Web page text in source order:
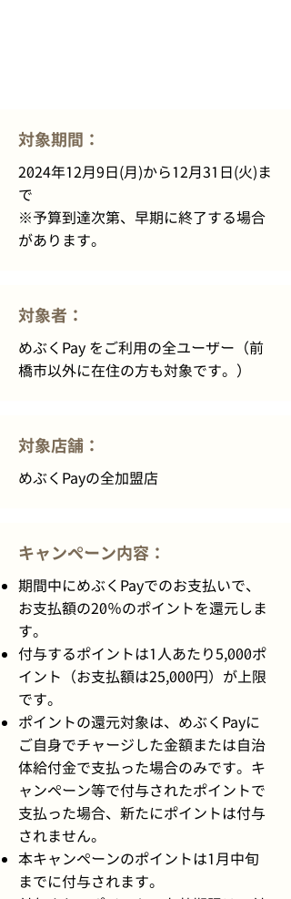
​対象期間：
2024年12月9日(月)から12月31日(火)ま
で
※予算到達次第、早期に終了する場合
があります。
対象者：
めぶくPay をご利用の全ユーザー（前
橋市以外に在住の方も対象です。）
対象店舗：
めぶくPayの全加盟店
キャンペーン内容：
期間中にめぶくPayでのお支払いで、
お支払額の20％のポイントを還元しま
す。
付与するポイントは1人あたり5,000ポ
イント（お支払額は25,000円）が上限
です。
ポイントの還元対象は、めぶくPayに
ご自身でチャージした金額または自治
体給付金で支払った場合のみです。キ
ャンペーン等で付与されたポイントで
支払った場合、新たにポイントは付与
されません。
本キャンペーンのポイントは1月中旬
までに付与されます。